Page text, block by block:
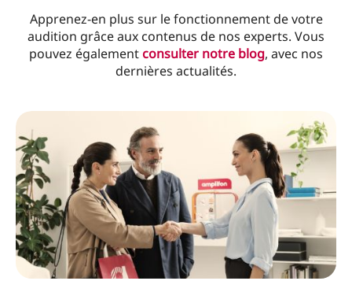
Apprenez-en plus sur le fonctionnement de votre
audition grâce aux contenus de nos experts. Vous
pouvez égalementconsulter notre blog, avec nos
dernières actualités.